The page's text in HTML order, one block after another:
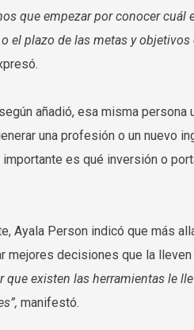
que empezar por conocer
el plazo de las metas y
añadió, esa misma
una profesión o un nuevo
es qué inversión o
Ayala Person indicó que más
mejores decisiones que la
que existen las herramientas le
manifestó.